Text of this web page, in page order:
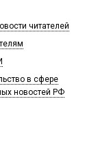
читателей
в сфере
новостей РФ